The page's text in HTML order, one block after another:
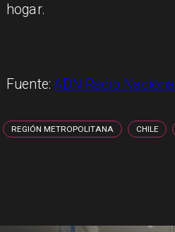
hogar.
Fuente:ADN Radio Nacional
REGIÓN METROPOLITANA CHILE